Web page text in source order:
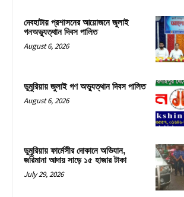
দেবহাটায় প্রশাসনের আয়োজনে জুলাই
গনঅভ্যুত্থান দিবস পালিত
August 6, 2026
ডুমুরিয়ায় জুলাই গণ অভ্যুত্থান দিবস পালিত
August 6, 2026
ডুমুরিয়ায় ফার্মেসীর দোকানে অভিযান,
জরিমানা আদায় সাড়ে ১৫ হাজার টাকা
July 29, 2026